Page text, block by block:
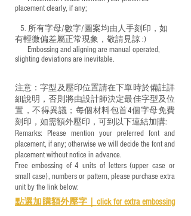
placement clearly, if any;
5. 所有字母/數字/圖案均由人手刻印，如
有輕微偏差屬正常現象，敬請見諒 :)
​ Embossing and aligning are manual operated,
slighting deviations are inevitable.
注意：字型及壓印位置請在下單時於備註詳
細說明，否則將由設計師決定最佳字型及位
置，不得異議；每個材料包首4個字母免費
刻印，如需額外壓印，可到以下連結加購:
Remarks: Please mention your preferred font and
placement, if any; otherwise we will decide the font and
placement without notice in advance.
Free embossing of 4 units of letters (upper case or
small case), numbers or pattern, please purchase extra
unit by the link below:
點選加購額外壓字｜ click for extra embossing